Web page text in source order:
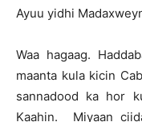
Ayuu yidhi
Waa hagaag.
maanta kula kicin
sannadood ka hor
Kaahin. Miyaan